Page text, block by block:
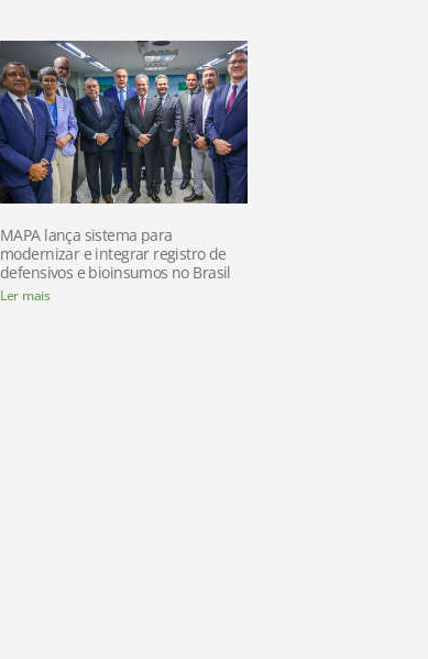
MAPA lança sistema para
modernizar e integrar registro de
defensivos e bioinsumos no Brasil
Ler mais